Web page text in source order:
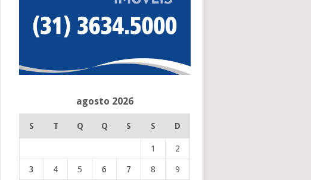
agosto 2026
S T Q Q S S D
1 2
3 4 5 6 7 8 9